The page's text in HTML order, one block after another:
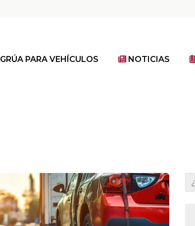
GRÚA PARA VEHÍCULOS NOTICIAS